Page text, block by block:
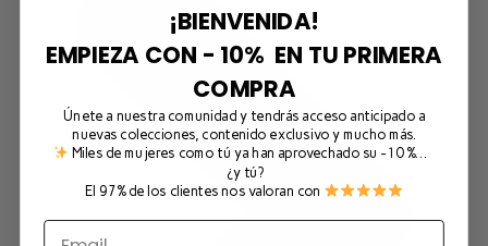
¡BIENVENIDA!
EMPIEZA CON - 10% EN TU PRIMERA
COMPRA
Únete a nuestra comunidad y tendrás acceso anticipado a
nuevas colecciones, contenido exclusivo y mucho más.
Miles de mujeres como tú ya han aprovechado su -10 %…
¿y tú?
El 97% de los clientes nos valoran con